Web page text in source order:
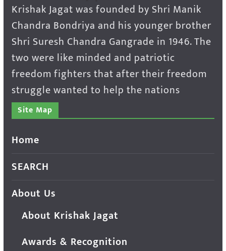
Krishak Jagat was founded by Shri Manik
Chandra Bondriya and his younger brother
Shri Suresh Chandra Gangrade in 1946. The
two were like minded and patriotic
freedom fighters that after their freedom
struggle wanted to help the nations
Site Map
Home
SEARCH
About Us
About Krishak Jagat
Awards & Recognition